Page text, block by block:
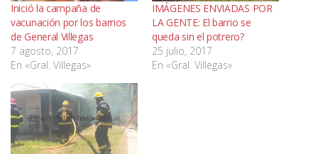
Inició la campaña de
vacunación por los barrios
de General Villegas
7 agosto, 2017
En «Gral. Villegas»
IMÁGENES ENVIADAS POR
LA GENTE: El barrio se
queda sin el potrero?
25 julio, 2017
En «Gral. Villegas»